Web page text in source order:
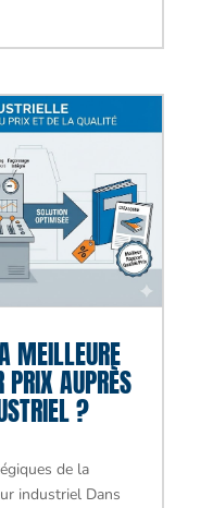
MEILLEURE
AUPRÈS
?
de la
industriel Dans